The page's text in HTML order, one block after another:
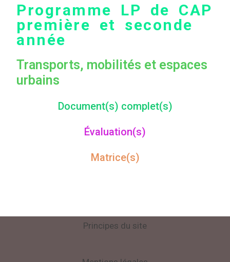
Programme LP de CAP
première et seconde
année
Transports, mobilités et espaces
urbains
Document(s) complet(s)
Évaluation(s)
Matrice(s)
Principes du site